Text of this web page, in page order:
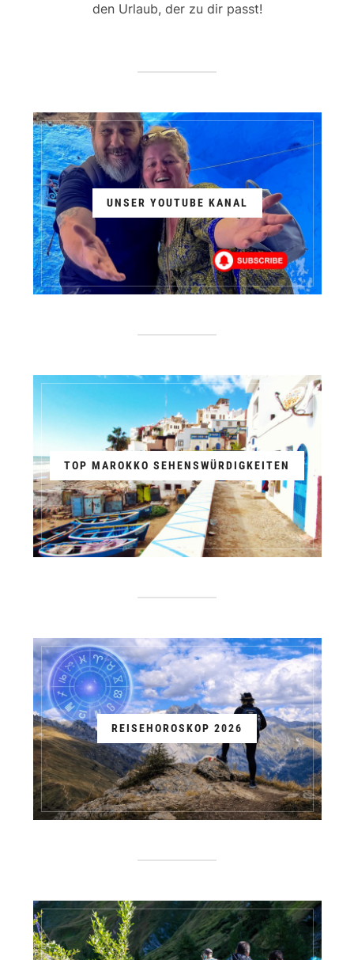
den Urlaub, der zu dir passt!
UNSER YOUTUBE KANAL
TOP MAROKKO SEHENSWÜRDIGKEITEN
REISEHOROSKOP 2026